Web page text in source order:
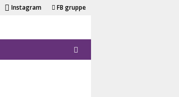
FB gruppe
Instagram